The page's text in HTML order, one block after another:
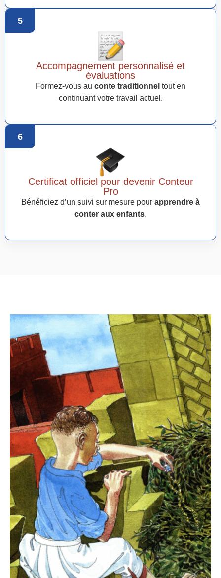
5
Accompagnement personnalisé et
évaluations
Formez-vous au conte traditionnel tout en
continuant votre travail actuel.
6
Certificat officiel pour devenir Conteur
Pro
Bénéficiez d’un suivi sur mesure pour apprendre à
conter aux enfants.